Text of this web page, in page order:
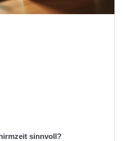
sinnvoll?